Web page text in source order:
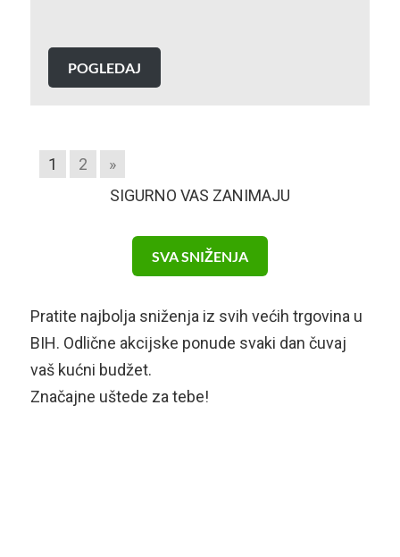
POGLEDAJ
1 2
»
SIGURNO VAS ZANIMAJU
SVA SNIŽENJA
Pratite najbolja sniženja iz svih većih trgovina u
BIH. Odlične akcijske ponude svaki dan čuvaj
vaš kućni budžet.
Značajne uštede za tebe!